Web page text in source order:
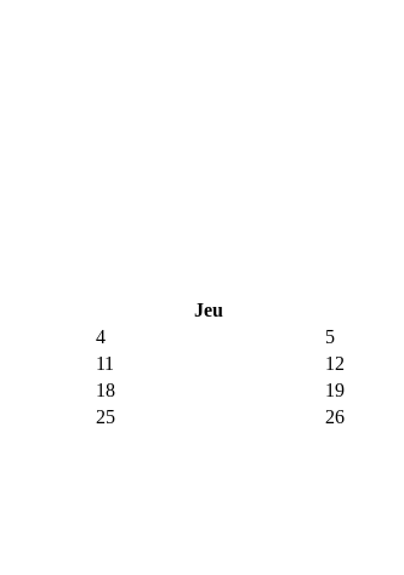
Jeu
4 5
11 12
18 19
25 26